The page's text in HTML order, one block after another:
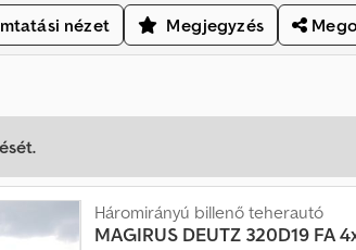
nézet Megjegyzés
Háromirányú billenő teherautó
MAGIRUS DEUTZ 320D19 FA